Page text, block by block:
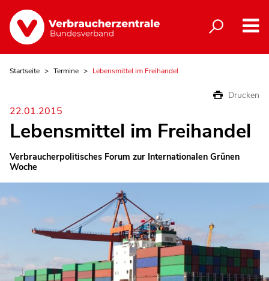
Startseite Termine Lebensmittel im Freihandel
Drucken
22.01.2015
Lebensmittel im Freihandel
Verbraucherpolitisches Forum zur Internationalen Grünen
Woche